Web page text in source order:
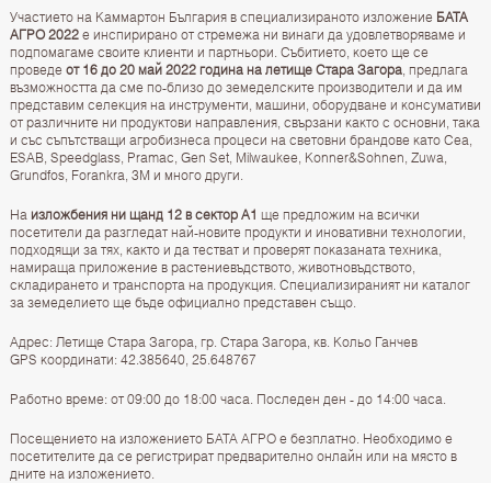
Участието на Каммартон България в специализираното изложение БАТА
АГРО 2022е инспирирано от стремежа ни винаги да удовлетворяваме и
подпомагаме своите клиенти и партньори. Събитието, което ще се
проведе от 16 до 20 май 2022 година на летище Стара Загора, предлага
възможността да сме по-близо до земеделските производители и да им
представим селекция на инструменти, машини, оборудване и консумативи
от различните ни продуктови направления, свързани както с основни, така
и със съпътстващи агробизнеса процеси на световни брандове като Cea,
ESAB, Speedglass, Pramac, Gen Set, Milwaukee, Konner&Sohnen, Zuwa,
Grundfos, Forankra, 3М и много други.
На изложбения ни щанд 12 в сектор А1 ще предложим на всички
посетители да разгледат най-новите продукти и иновативни технологии,
подходящи за тях, както и да тестват и проверят показаната техника,
намираща приложение в растениевъдството, животновъдството,
складирането и транспорта на продукция. Специализираният ни каталог
за земеделието ще бъде официално представен също.
Адрес: Летище Стара Загора, гр. Стара Загора, кв. Кольо Ганчев
GPS координати: 42.385640, 25.648767
Работно време: от 09:00 до 18:00 часа. Последен ден - до 14:00 часа.
Посещението на изложението БАТА АГРО е безплатно. Необходимо е
посетителите да се регистрират предварително онлайн или на място в
дните на изложението.